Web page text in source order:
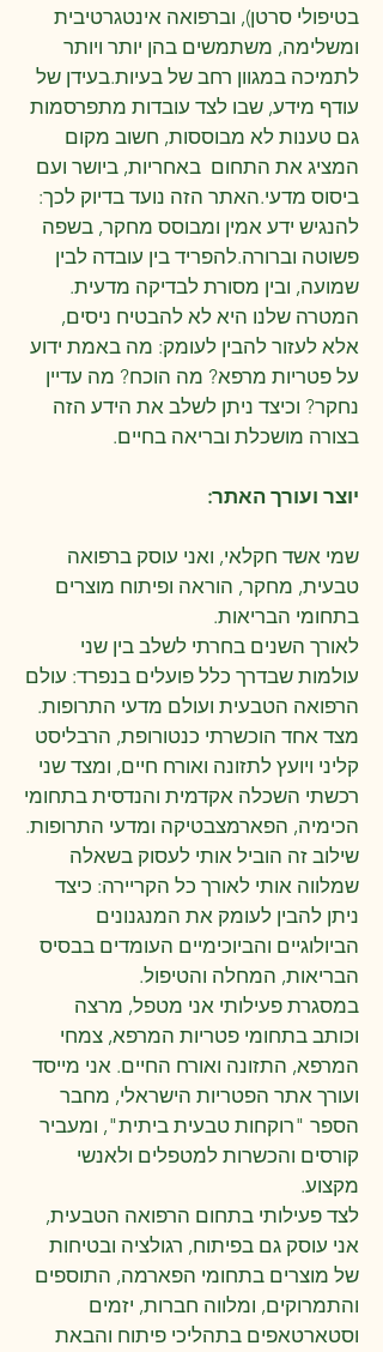
בטיפולי סרטן), וברפואה אינטגרטיבית
ומשלימה, משתמשים בהן יותר ויותר
לתמיכה במגוון רחב של בעיות.​בעידן של
עודף מידע, שבו לצד עובדות מתפרסמות
גם טענות לא מבוססות, חשוב מקום
המציג את התחום באחריות, ביושר ועם
ביסוס מדעי.​האתר הזה נועד בדיוק לכך:​
להנגיש ידע אמין ומבוסס מחקר, בשפה
פשוטה וברורה.​להפריד בין עובדה לבין
שמועה, ובין מסורת לבדיקה מדעית.​
המטרה שלנו היא לא להבטיח ניסים,
אלא לעזור להבין לעומק: מה באמת ידוע
על פטריות מרפא? מה הוכח? מה עדיין
נחקר? וכיצד ניתן לשלב את הידע הזה
בצורה מושכלת ובריאה בחיים.
יוצר ועורך האתר:
שמי אשד חקלאי, ואני עוסק ברפואה
טבעית, מחקר, הוראה ופיתוח מוצרים
בתחומי הבריאות.
לאורך השנים בחרתי לשלב בין שני
עולמות שבדרך כלל פועלים בנפרד: עולם
הרפואה הטבעית ועולם מדעי התרופות.
מצד אחד הוכשרתי כנטורופת, הרבליסט
קליני ויועץ לתזונה ואורח חיים, ומצד שני
רכשתי השכלה אקדמית והנדסית בתחומי
הכימיה, הפארמצבטיקה ומדעי התרופות.
שילוב זה הוביל אותי לעסוק בשאלה
שמלווה אותי לאורך כל הקריירה: כיצד
ניתן להבין לעומק את המנגנונים
הביולוגיים והביוכימיים העומדים בבסיס
הבריאות, המחלה והטיפול.
במסגרת פעילותי אני מטפל, מרצה
וכותב בתחומי פטריות המרפא, צמחי
המרפא, התזונה ואורח החיים. אני מייסד
ועורך אתר הפטריות הישראלי, מחבר
הספר "רוקחות טבעית ביתית", ומעביר
קורסים והכשרות למטפלים ולאנשי
מקצוע.
לצד פעילותי בתחום הרפואה הטבעית,
אני עוסק גם בפיתוח, רגולציה ובטיחות
של מוצרים בתחומי הפארמה, התוספים
והתמרוקים, ומלווה חברות, יזמים
וסטארטאפים בתהליכי פיתוח והבאת